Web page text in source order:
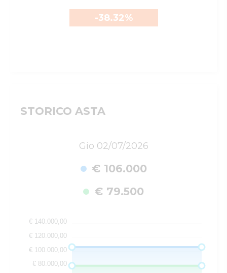
-38.32%
STORICO ASTA
Gio 02/07/2026
€ 106.000
€ 79.500
€ 140.000,00
€ 120.000,00
€ 100.000,00
€ 80.000,00